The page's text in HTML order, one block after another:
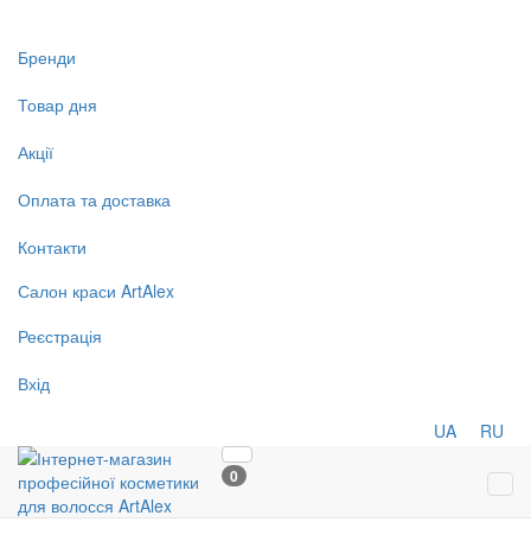
Бренди
Товар дня
Акції
Оплата та доставка
Контакти
Салон краси ArtAlex
Реєстрація
Вхід
UA RU
0